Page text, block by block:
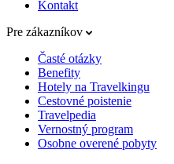
Kontakt
Pre zákazníkov
Časté otázky
Benefity
Hotely na Travelkingu
Cestovné poistenie
Travelpedia
Vernostný program
Osobne overené pobyty